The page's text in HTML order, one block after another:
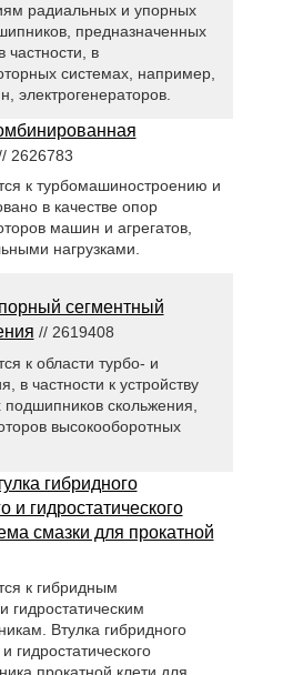
радиальных и упорных
предназначенных
частности, в
системах, например,
электрогенераторов.
2626783
к турбомашиностроению и
в качестве опор
машин и агрегатов,
нагрузками.
сегментный
// 2619408
к области турбо- и
в частности к устройству
скольжения,
высокооборотных
гибридного
и гидростатического
смазки для прокатной
к гибридным
гидростатическим
Втулка гибридного
гидростатического
прокатной клети для